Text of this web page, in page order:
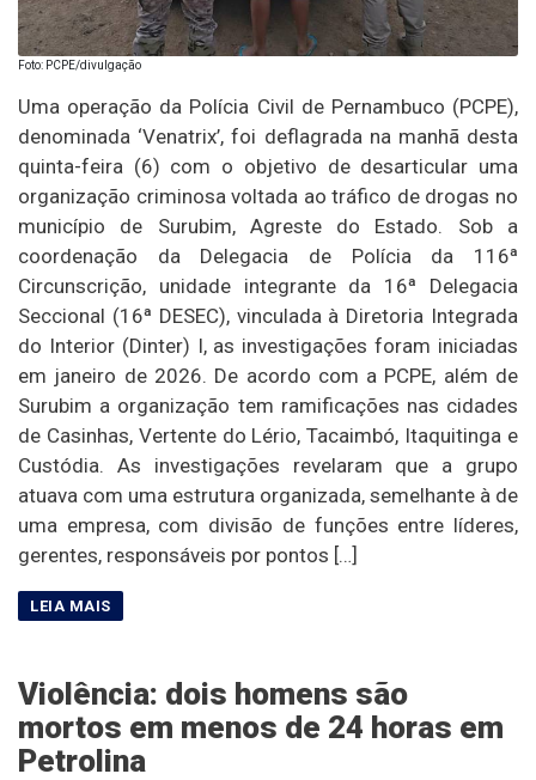
Foto: PCPE/divulgação
Uma operação da Polícia Civil de Pernambuco (PCPE),
denominada ‘Venatrix’, foi deflagrada na manhã desta
quinta-feira (6) com o objetivo de desarticular uma
organização criminosa voltada ao tráfico de drogas no
município de Surubim, Agreste do Estado. Sob a
coordenação da Delegacia de Polícia da 116ª
Circunscrição, unidade integrante da 16ª Delegacia
Seccional (16ª DESEC), vinculada à Diretoria Integrada
do Interior (Dinter) I, as investigações foram iniciadas
em janeiro de 2026. De acordo com a PCPE, além de
Surubim a organização tem ramificações nas cidades
de Casinhas, Vertente do Lério, Tacaimbó, Itaquitinga e
Custódia. As investigações revelaram que a grupo
atuava com uma estrutura organizada, semelhante à de
uma empresa, com divisão de funções entre líderes,
gerentes, responsáveis por pontos […]
Violência: dois homens são
mortos em menos de 24 horas em
Petrolina